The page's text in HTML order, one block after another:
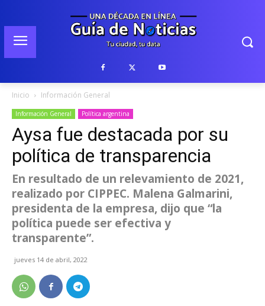
Inicio Información General
Información General Política argentina
Aysa fue destacada por su
política de transparencia
En resultado de un relevamiento de 2021,
realizado por CIPPEC. Malena Galmarini,
presidenta de la empresa, dijo que “la
política puede ser efectiva y
transparente”.
jueves 14 de abril, 2022